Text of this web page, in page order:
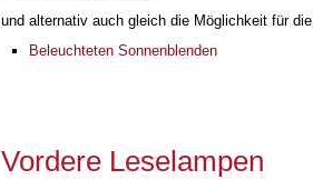
und alternativ auch gleich die Möglichkeit für die
Beleuchteten Sonnenblenden
Vordere Leselampen